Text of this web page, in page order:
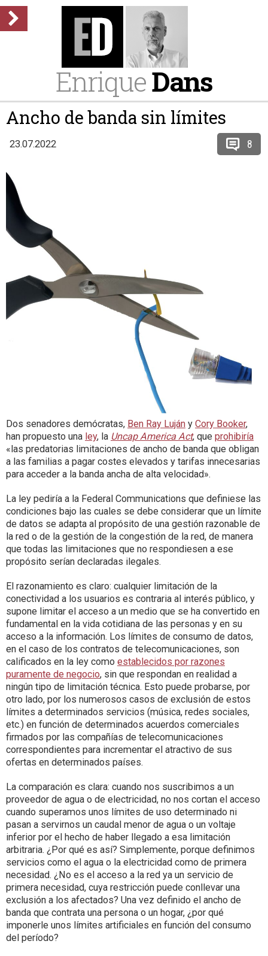
EnriqueDans
Ancho de banda sin límites
23.07.2022 8
Dos senadores demócratas, Ben Ray Luján y Cory Booker,
han propuesto una ley, la Uncap America Act, que prohibiría
«las predatorias limitaciones de ancho de banda que obligan
a las familias a pagar costes elevados y tarifas innecesarias
para acceder a la banda ancha de alta velocidad».
La ley pediría a la Federal Communications que definiese las
condiciones bajo las cuales se debe considerar que un límite
de datos se adapta al propósito de una gestión razonable de
la red o de la gestión de la congestión de la red, de manera
que todas las limitaciones que no respondiesen a ese
propósito serían declaradas ilegales.
El razonamiento es claro: cualquier limitación de la
conectividad a los usuarios es contraria al interés público, y
supone limitar el acceso a un medio que se ha convertido en
fundamental en la vida cotidiana de las personas y en su
acceso a la información. Los límites de consumo de datos,
en el caso de los contratos de telecomunicaciones, son
calificados en la ley como establecidos por razones
puramente de negocio, sin que respondan en realidad a
ningún tipo de limitación técnica. Esto puede probarse, por
otro lado, por los numerosos casos de exclusión de estos
límites a determinados servicios (música, redes sociales,
etc.) en función de determinados acuerdos comerciales
firmados por las compañías de telecomunicaciones
correspondientes para incrementar el atractivo de sus
ofertas en determinados países.
La comparación es clara: cuando nos suscribimos a un
proveedor de agua o de electricidad, no nos cortan el acceso
cuando superamos unos límites de uso determinado ni
pasan a servirnos un caudal menor de agua o un voltaje
inferior por el hecho de haber llegado a esa limitación
arbitraria. ¿Por qué es así? Simplemente, porque definimos
servicios como el agua o la electricidad como de primera
necesidad. ¿No es el acceso a la red ya un servicio de
primera necesidad, cuya restricción puede conllevar una
exclusión a los afectados? Una vez definido el ancho de
banda que contrata una persona o un hogar, ¿por qué
imponerle unos límites artificiales en función del consumo
del período?